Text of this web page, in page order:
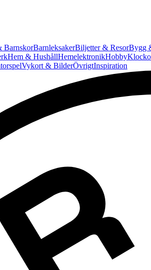
BarnskorBarnleksakerBiljetter & ResorBygg
Hem & HushållHemelektronikHobby
Vykort & BilderÖvrigtInspiration